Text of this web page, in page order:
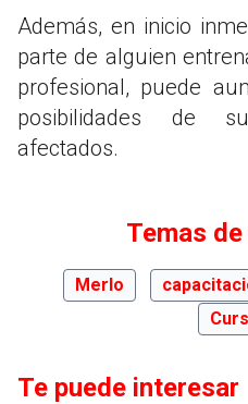
Además, en inicio
parte de alguien
profesional, puede
posibilidades de
afectados.
Temas
Merlo
Te puede interesar